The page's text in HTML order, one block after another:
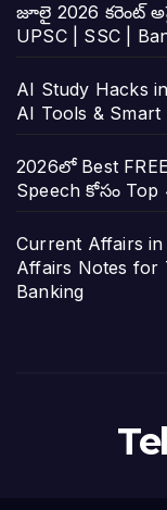
జూలై 2026 కరెంట్
UPSC | SSC |
AI Study Hacks
AI Tools &
2026లో Best
Speech కోసం Top
Current Affairs
Affairs Notes for
Banking